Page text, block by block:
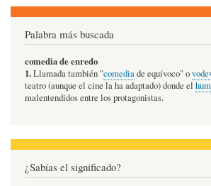
Palabra más buscada
comedia de enredo
1.Llamada también "comediade equívoco" o
teatro (aunque el cine la ha adaptado) donde el
malentendidos entre los protagonistas.
¿Sabías el significado?